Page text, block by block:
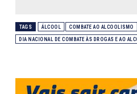
TAGS ÁLCOOL COMBATE AO ALCOOLISMO
DIA NACIONAL DE COMBATE ÀS DROGAS E AO